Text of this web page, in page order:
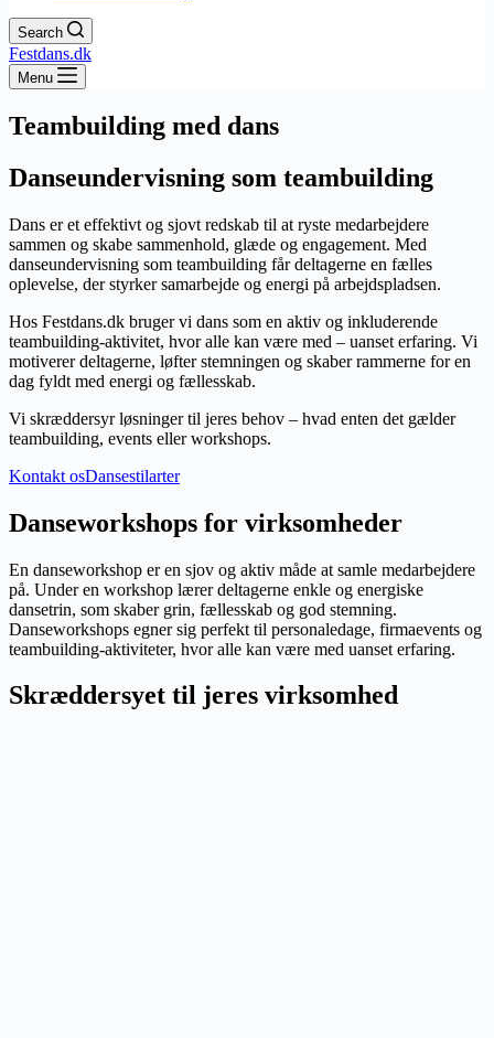
Search
Festdans.dk
Menu
Teambuilding med dans
Danseundervisning som teambuilding
Dans er et effektivt og sjovt redskab til at ryste medarbejdere
sammen og skabe sammenhold, glæde og engagement. Med
danseundervisning som teambuilding får deltagerne en fælles
oplevelse, der styrker samarbejde og energi på arbejdspladsen.
Hos Festdans.dk bruger vi dans som en aktiv og inkluderende
teambuilding-aktivitet, hvor alle kan være med – uanset erfaring. Vi
motiverer deltagerne, løfter stemningen og skaber rammerne for en
dag fyldt med energi og fællesskab.
Vi skræddersyr løsninger til jeres behov – hvad enten det gælder
teambuilding, events eller workshops.
Kontakt osDansestilarter
Danseworkshops for virksomheder
En danseworkshop er en sjov og aktiv måde at samle medarbejdere
på. Under en workshop lærer deltagerne enkle og energiske
dansetrin, som skaber grin, fællesskab og god stemning.
Danseworkshops egner sig perfekt til personaledage, firmaevents og
teambuilding-aktiviteter, hvor alle kan være med uanset erfaring.
Skræddersyet til jeres virksomhed